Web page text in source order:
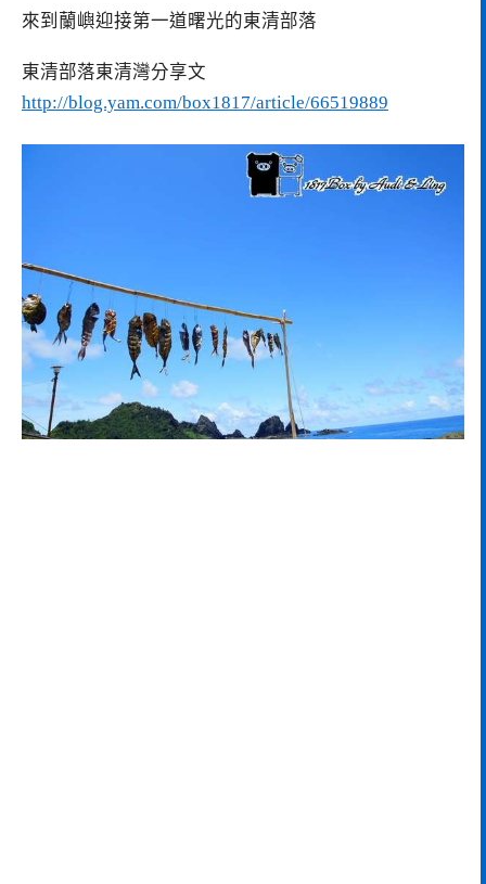
來到蘭嶼迎接第一道曙光的東清部落
東清部落東清灣分享文
http://blog.yam.com/box1817/article/66519889